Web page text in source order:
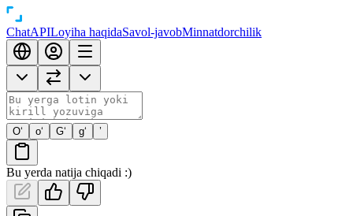
ChatAPILoyiha haqidaSavol-javobMinnatdorchilik
O‘ o‘ G‘ g‘ ’
Bu yerda natija chiqadi :)